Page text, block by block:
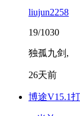
liujun2258
19/1030
独孤九剑,
26天前
博途V15.1